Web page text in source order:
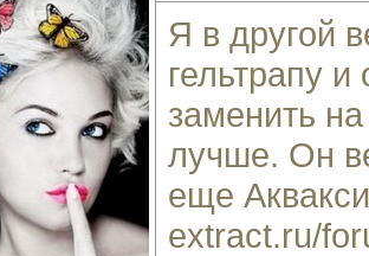
Я в другой
гельтрапу
заменить
лучше. Он
еще
extract.ru/